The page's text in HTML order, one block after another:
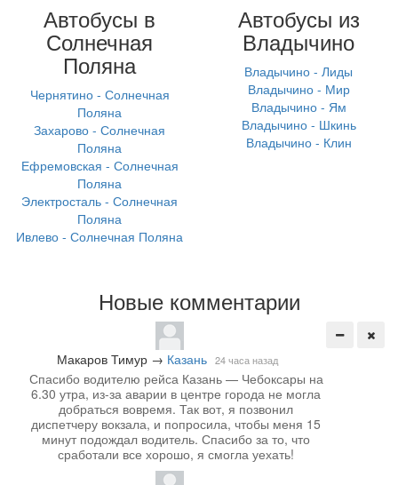
Автобусы в
Солнечная
Поляна
Чернятино - Солнечная
Поляна
Захарово - Солнечная
Поляна
Ефремовская - Солнечная
Поляна
Электросталь - Солнечная
Поляна
Ивлево - Солнечная Поляна
Автобусы из
Владычино
Владычино - Лиды
Владычино - Мир
Владычино - Ям
Владычино - Шкинь
Владычино - Клин
Новые комментарии
Макаров Тимур → Казань 24 часа назад
Спасибо водителю рейса Казань — Чебоксары на
6.30 утра, из-за аварии в центре города не могла
добраться вовремя. Так вот, я позвонил
диспетчеру вокзала, и попросила, чтобы меня 15
минут подождал водитель. Спасибо за то, что
сработали все хорошо, я смогла уехать!